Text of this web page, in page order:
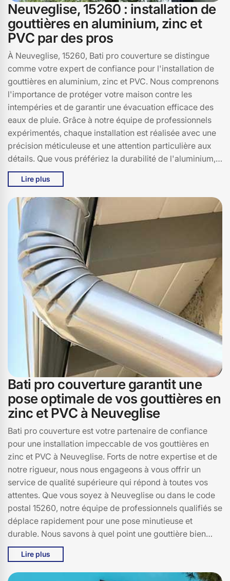
Neuveglise, 15260 : installation de
gouttières en aluminium, zinc et
PVC par des pros
À Neuveglise, 15260, Bati pro couverture se distingue
comme votre expert de confiance pour l'installation de
gouttières en aluminium, zinc et PVC. Nous comprenons
l'importance de protéger votre maison contre les
intempéries et de garantir une évacuation efficace des
eaux de pluie. Grâce à notre équipe de professionnels
expérimentés, chaque installation est réalisée avec une
précision méticuleuse et une attention particulière aux
détails. Que vous préfériez la durabilité de l'aluminium,
la robustesse du zinc ou la flexibilité du PVC, nous avons
des solutions adaptées à tous les styles de maison et à
tous les budgets. Chez Bati pro couverture, nous nous
engageons à vous offrir des services de haute qualité,
combinant expertise technique et matériaux de premier
choix. Faites confiance à Bati pro couverture pour des
gouttières qui allient esthétisme et fonctionnalité à
Neuveglise, 15260.
Lire plus
Bati pro couverture garantit une
pose optimale de vos gouttières en
zinc et PVC à Neuveglise
Bati pro couverture est votre partenaire de confiance
pour une installation impeccable de vos gouttières en
zinc et PVC à Neuveglise. Forts de notre expertise et de
notre rigueur, nous nous engageons à vous offrir un
service de qualité supérieure qui répond à toutes vos
attentes. Que vous soyez à Neuveglise ou dans le code
postal 15260, notre équipe de professionnels qualifiés se
déplace rapidement pour une pose minutieuse et
durable. Nous savons à quel point une gouttière bien
posée est essentielle pour protéger votre habitation des
intempéries, et c'est pourquoi nous utilisons des
matériaux de premier choix, que ce soit en zinc ou en
Lire plus